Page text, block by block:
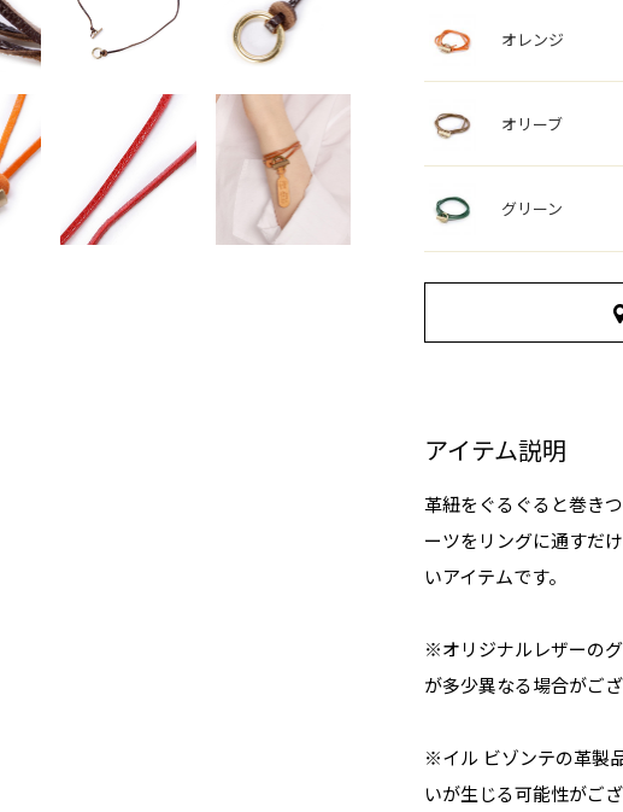
オレンジ
オリーブ
グリーン
アイテム説明
革紐をぐるぐると巻き
ーツをリングに通すだ
いアイテムです。
※オリジナルレザーの
が多少異なる場合がご
※イル ビゾンテの革製
いが生じる可能性がご